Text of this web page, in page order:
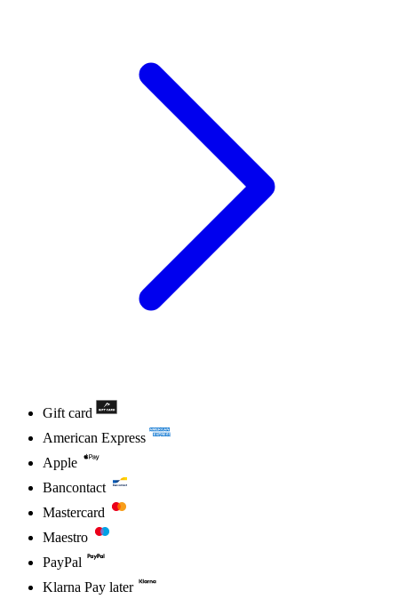
Gift card
American Express
Apple
Bancontact
Mastercard
Maestro
PayPal
Klarna Pay later